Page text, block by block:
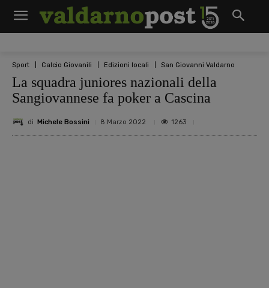
Sport Calcio Giovanili Edizioni locali San Giovanni Valdarno
La squadra juniores nazionali della
Sangiovannese fa poker a Cascina
di Michele Bossini 8 Marzo 2022 1263